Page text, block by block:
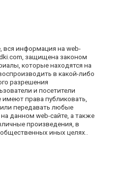
вся информация на web-
защищена законом
которые находятся на
в какой-либо
разрешения
и посетители
имеют права публиковать,
передавать любые
данном web-сайте, а также
произведения, в
иных целях..